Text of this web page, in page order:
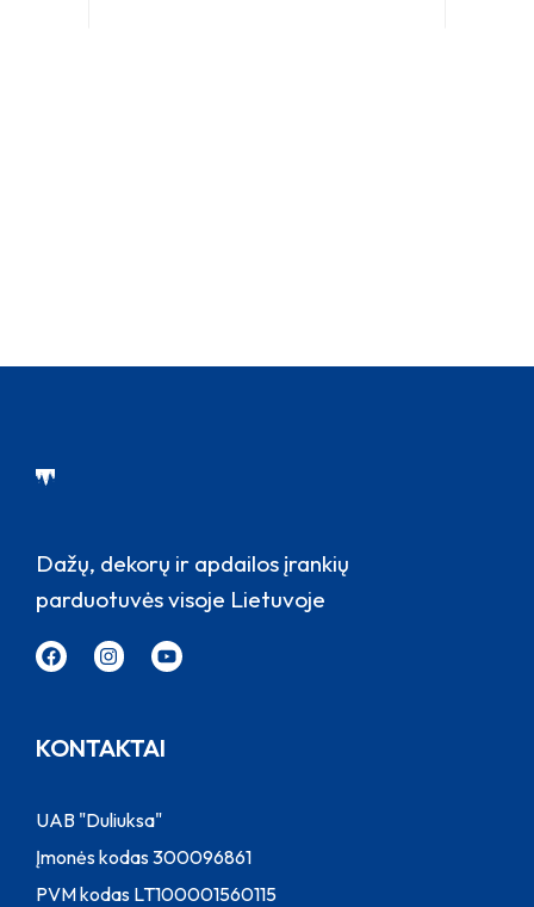
Dažų, dekorų ir apdailos įrankių
parduotuvės visoje Lietuvoje
KONTAKTAI
UAB "Duliuksa"
Įmonės kodas 300096861
PVM kodas LT100001560115